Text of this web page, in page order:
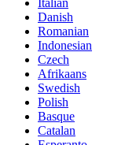
Danish
Romanian
Indonesian
Czech
Afrikaans
Swedish
Polish
Basque
Catalan